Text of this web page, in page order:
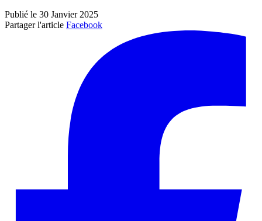
Publié le 30 Janvier 2025
Partager l'article Facebook